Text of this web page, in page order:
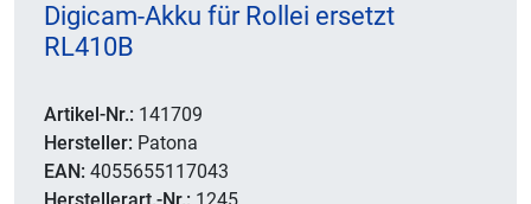
Digicam-Akku für Rollei ersetzt
RL410B
Artikel-Nr.: 141709
Hersteller: Patona
EAN: 4055655117043